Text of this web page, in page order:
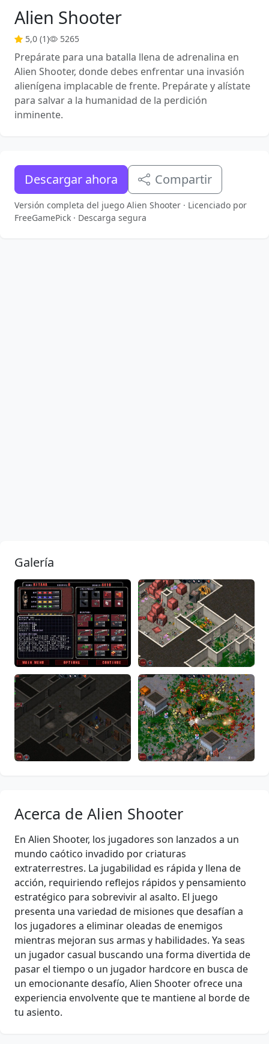
Alien Shooter
5,0 (1) 5265
Prepárate para una batalla llena de adrenalina en
Alien Shooter, donde debes enfrentar una invasión
alienígena implacable de frente. Prepárate y alístate
para salvar a la humanidad de la perdición
inminente.
Descargar ahora Compartir
Versión completa del juego Alien Shooter · Licenciado por
FreeGamePick · Descarga segura
Galería
Acerca de Alien Shooter
En Alien Shooter, los jugadores son lanzados a un
mundo caótico invadido por criaturas
extraterrestres. La jugabilidad es rápida y llena de
acción, requiriendo reflejos rápidos y pensamiento
estratégico para sobrevivir al asalto. El juego
presenta una variedad de misiones que desafían a
los jugadores a eliminar oleadas de enemigos
mientras mejoran sus armas y habilidades. Ya seas
un jugador casual buscando una forma divertida de
pasar el tiempo o un jugador hardcore en busca de
un emocionante desafío, Alien Shooter ofrece una
experiencia envolvente que te mantiene al borde de
tu asiento.